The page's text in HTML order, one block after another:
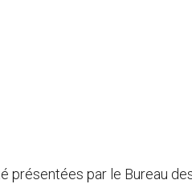
présentées par le Bureau